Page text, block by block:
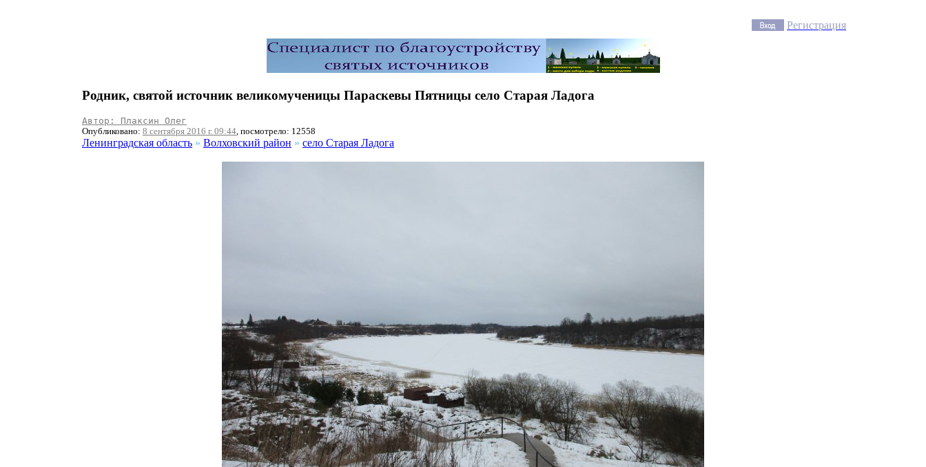
Регистрация
Родник, святой источник великомученицы Параскевы Пятницы село Старая Ладога
Автор: Плаксин Олег
Опубликовано: 8 сентября 2016 г. 09:44, посмотрело: 12558
Ленинградская область » Волховский район » село Старая Ладога